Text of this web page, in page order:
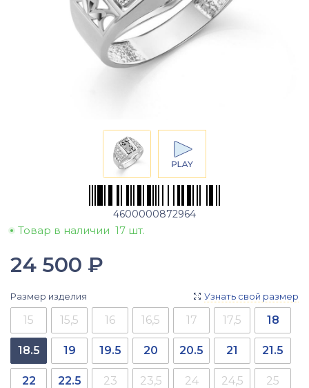
4600000872964
Товар в наличии 17 шт.
24 500 ₽
Размер изделия  Узнать свой размер
15 15,5 16 16,5 17 17,5 18
18.5 19 19.5 20 20.5 21 21.5
22 22.5 23 23,5 24 24,5 25